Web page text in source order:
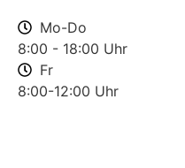
Mo-Do
8:00 - 18:00 Uhr
Fr
8:00-12:00 Uhr